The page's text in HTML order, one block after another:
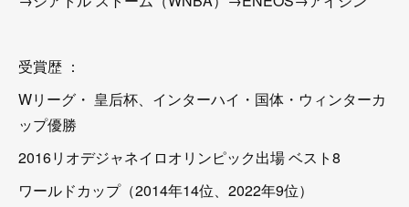
受賞歴 ：
Wリーグ・ 皇后杯、インターハイ・国体・ウィンターカ
ップ優勝
2016リオデジャネイロオリンピック出場 ベスト8
ワールドカップ（2014年14位、2022年9位）